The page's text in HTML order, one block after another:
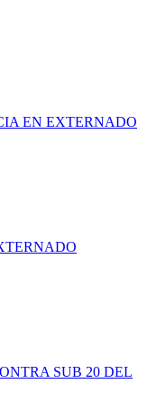
EN EXTERNADO
SUB 20 DEL